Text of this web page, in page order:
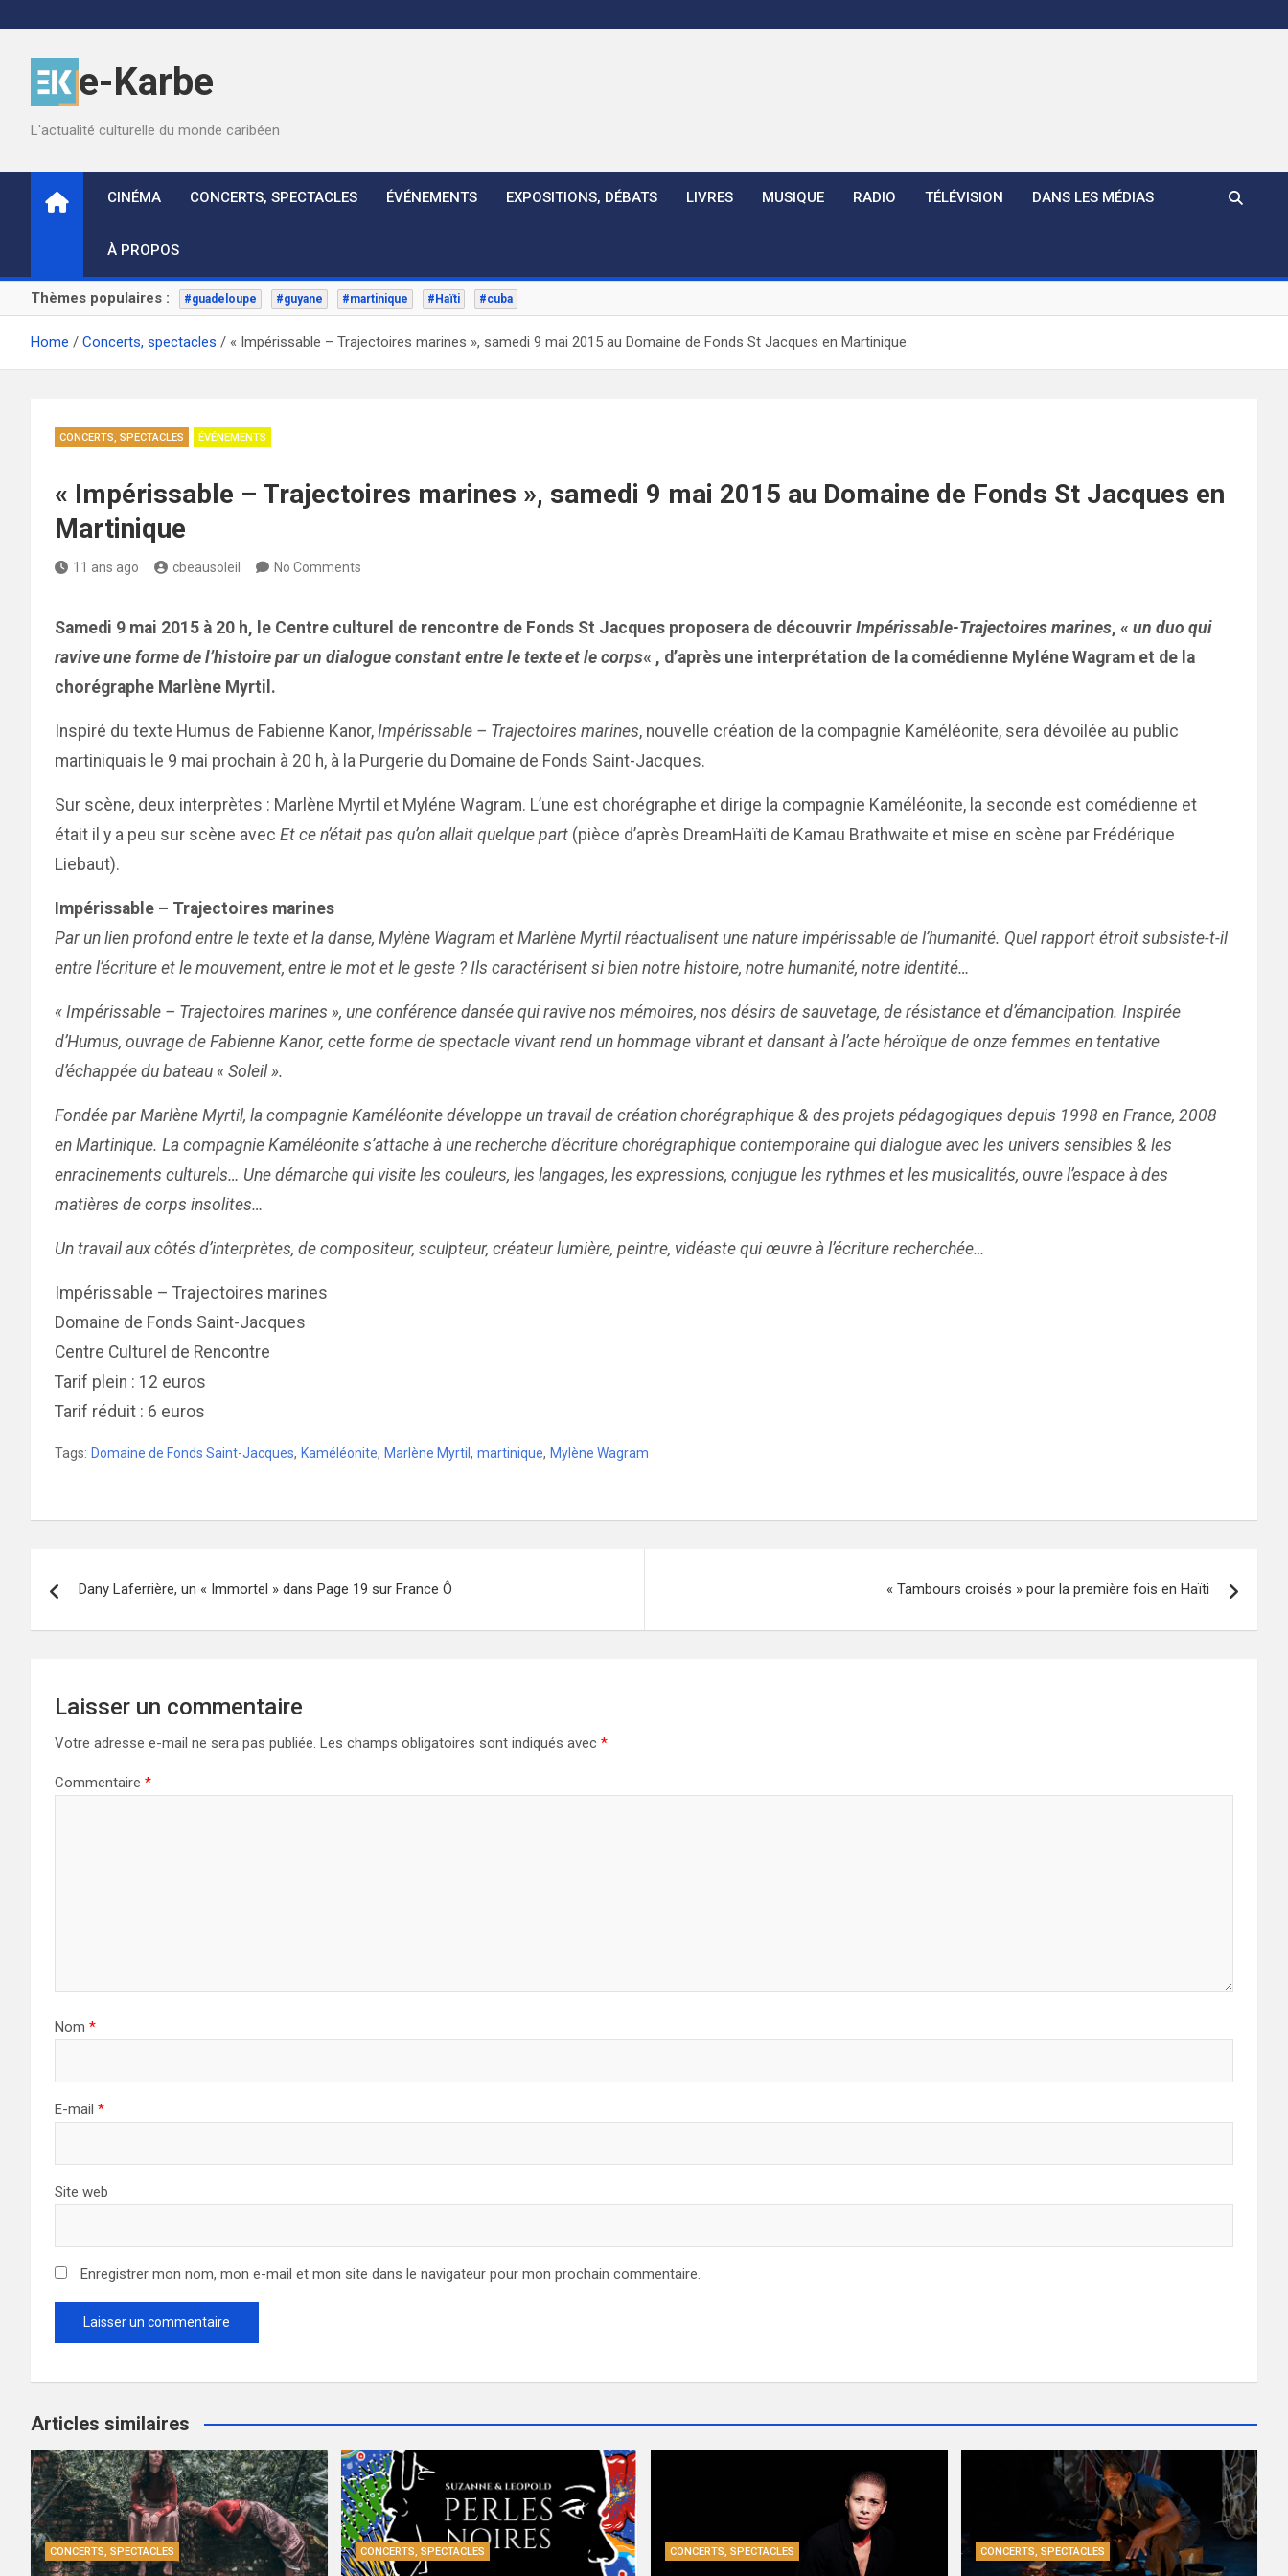
to
content
e-Karbe
L'actualité culturelle du monde caribéen
CINÉMA CONCERTS, SPECTACLES ÉVÉNEMENTS EXPOSITIONS, DÉBATS LIVRES MUSIQUE RADIO TÉLÉVISION DANS LES MÉDIAS
À PROPOS
Thèmes populaires : #guadeloupe #guyane #martinique #Haïti #cuba
Home Concerts, spectacles « Impérissable – Trajectoires marines », samedi 9 mai 2015 au Domaine de Fonds St Jacques en Martinique
CONCERTS, SPECTACLES ÉVÉNEMENTS
« Impérissable – Trajectoires marines », samedi 9 mai 2015 au Domaine de Fonds St Jacques en
Martinique
11 ans ago cbeausoleil No Comments
Samedi 9 mai 2015 à 20 h, le Centre culturel de rencontre de Fonds St Jacques proposera de découvrir Impérissable-Trajectoires marines, « un duo qui
ravive une forme de l’histoire par un dialogue constant entre le texte et le corps« , d’après une interprétation de la comédienne Myléne Wagram et de la
chorégraphe Marlène Myrtil.
Inspiré du texte Humus de Fabienne Kanor, Impérissable – Trajectoires marines, nouvelle création de la compagnie Kaméléonite, sera dévoilée au public
martiniquais le 9 mai prochain à 20 h, à la Purgerie du Domaine de Fonds Saint-Jacques.
Sur scène, deux interprètes : Marlène Myrtil et Myléne Wagram. L’une est chorégraphe et dirige la compagnie Kaméléonite, la seconde est comédienne et
était il y a peu sur scène avec Et ce n’était pas qu’on allait quelque part (pièce d’après DreamHaïti de Kamau Brathwaite et mise en scène par Frédérique
Liebaut).
Impérissable – Trajectoires marines
Par un lien profond entre le texte et la danse, Mylène Wagram et Marlène Myrtil réactualisent une nature impérissable de l’humanité. Quel rapport étroit subsiste-t-il
entre l’écriture et le mouvement, entre le mot et le geste ? Ils caractérisent si bien notre histoire, notre humanité, notre identité…
« Impérissable – Trajectoires marines », une conférence dansée qui ravive nos mémoires, nos désirs de sauvetage, de résistance et d’émancipation. Inspirée
d’Humus, ouvrage de Fabienne Kanor, cette forme de spectacle vivant rend un hommage vibrant et dansant à l’acte héroïque de onze femmes en tentative
d’échappée du bateau « Soleil ».
Fondée par Marlène Myrtil, la compagnie Kaméléonite développe un travail de création chorégraphique & des projets pédagogiques depuis 1998 en France, 2008
en Martinique. La compagnie Kaméléonite s’attache à une recherche d’écriture chorégraphique contemporaine qui dialogue avec les univers sensibles & les
enracinements culturels… Une démarche qui visite les couleurs, les langages, les expressions, conjugue les rythmes et les musicalités, ouvre l’espace à des
matières de corps insolites…
Un travail aux côtés d’interprètes, de compositeur, sculpteur, créateur lumière, peintre, vidéaste qui œuvre à l’écriture recherchée…
Impérissable – Trajectoires marines
Domaine de Fonds Saint-Jacques
Centre Culturel de Rencontre
Tarif plein : 12 euros
Tarif réduit : 6 euros
Tags: Domaine de Fonds Saint-Jacques, Kaméléonite, Marlène Myrtil , martinique, Mylène Wagram
de
Dany Laferrière, un « Immortel » dans Page 19 sur France Ô « Tambours croisés » pour la première fois en Haïti
Laisser un commentaire
Votre adresse e-mail ne sera pas publiée. Les champs obligatoires sont indiqués avec *
Commentaire *
Nom *
E-mail *
Site web
Enregistrer mon nom, mon e-mail et mon site dans le navigateur pour mon prochain commentaire.
Articles similaires
CONCERTS, SPECTACLES CONCERTS, SPECTACLES CONCERTS, SPECTACLES CONCERTS, SPECTACLES